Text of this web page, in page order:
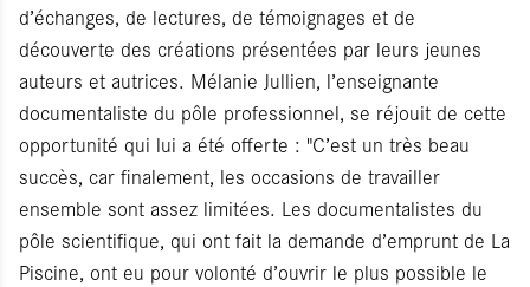
d’échanges, de lectures, de témoignages et de
découverte des créations présentées par leurs jeunes
auteurs et autrices. Mélanie Jullien, l’enseignante
documentaliste du pôle professionnel, se réjouit de cette
opportunité qui lui a été offerte : "C’est un très beau
succès, car finalement, les occasions de travailler
ensemble sont assez limitées. Les documentalistes du
pôle scientifique, qui ont fait la demande d’emprunt de La
Piscine, ont eu pour volonté d’ouvrir le plus possible le